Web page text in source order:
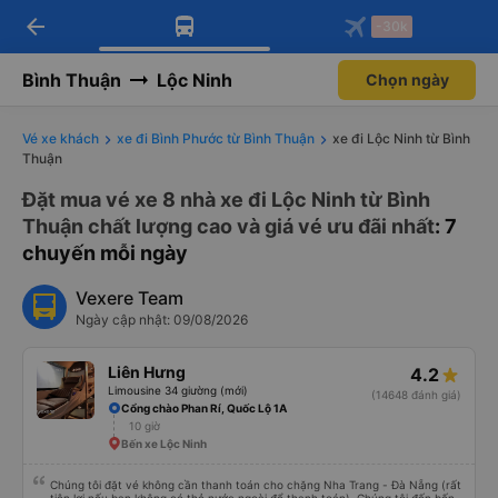
Tải app Vexere ngay!
Nhận ưu đãi thành viên độc
Mở app
Tải app Vexere
-30k/ghế khi đặt vé máy bay qua
Mở app
arrow_back -30k
Bình Thuận Lộc Ninh Chọn ngày
Vé xe khách xe đi Bình Phước từ Bình Thuận
xe đi Lộc Ninh từ Bình
Thuận
Đặt mua vé xe 8 nhà xe đi Lộc Ninh từ Bình
Thuận chất lượng cao và giá vé ưu đãi nhất: 7
chuyến mỗi ngày
Vexere Team
Ngày cập nhật: 09/08/2026
Liên Hưng
Limousine 34 giường (mới)
4.2
(14648 đánh giá)
Cổng chào Phan Rí, Quốc Lộ 1A
10 giờ
Bến xe Lộc Ninh
Chúng tôi đặt vé không cần thanh toán cho chặng Nha Trang - Đà Nẵng (rất